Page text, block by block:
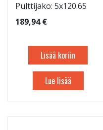
Pulttijako: 5x120.65
189,94 €
Lisää koriin
Lue lisää